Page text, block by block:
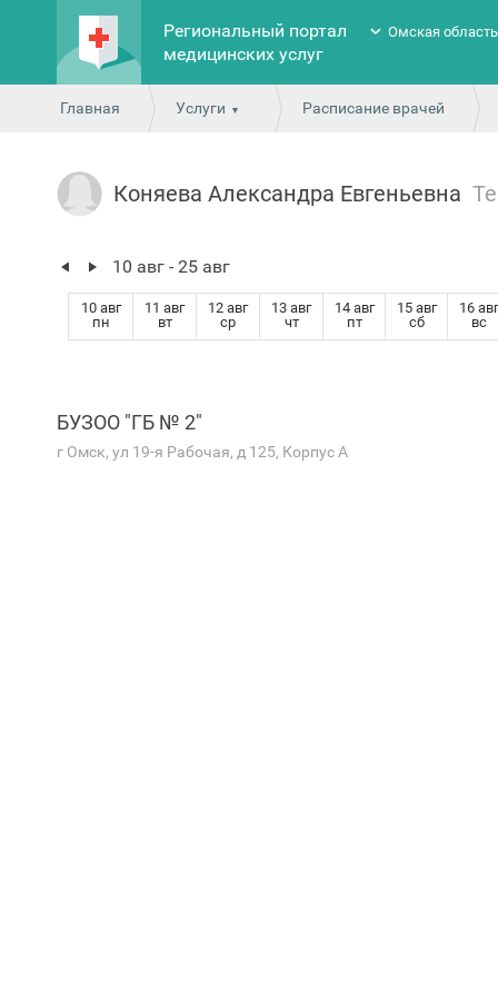
Региональный портал
медицинских услуг
Омская область
Главная Услуги Расписание врачей
Коняева Александра Евгеньевна
10 авг - 25 авг
10 авг
пн
11 авг
вт
12 авг
ср
13 авг
чт
14 авг
пт
15 авг
сб
16 авг
вс
БУЗОО "ГБ № 2"
г Омск, ул 19-я Рабочая, д 125, Корпус А